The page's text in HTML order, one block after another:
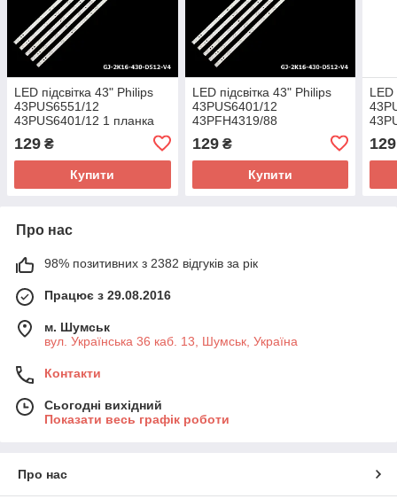
LED підсвітка 43" Philips
43PUS6551/12
43PUS6401/12 1 планка
129 ₴
Купити
LED підсвітка 43" Philips
43PUS6401/12
43PFH4319/88
43PUS7505/12 1 планка
129₴
Купити
LED
129
Про нас
98% позитивних з 2382 відгуків за рік
Працює з 29.08.2016
м. Шумськ
вул. Українська 36 каб. 13, Шумськ, Україна
Контакти
Сьогодні вихідний
Показати весь графік роботи
Про нас